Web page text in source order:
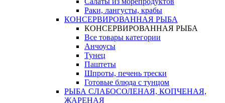
Раки, лангусты, крабы
КОНСЕРВИРОВАННАЯ РЫБА
КОНСЕРВИРОВАННАЯ РЫБА
Все товары категории
Анчоусы
Тунец
Паштеты
Шпроты, печень трески
Готовые блюда с тунцом
РЫБА СЛАБОСОЛЕНАЯ, КОПЧЕНАЯ,
ЖАРЕНАЯ